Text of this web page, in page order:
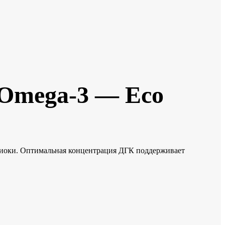
3 — Eco
Оптимальная концентрация ДГК поддерживает